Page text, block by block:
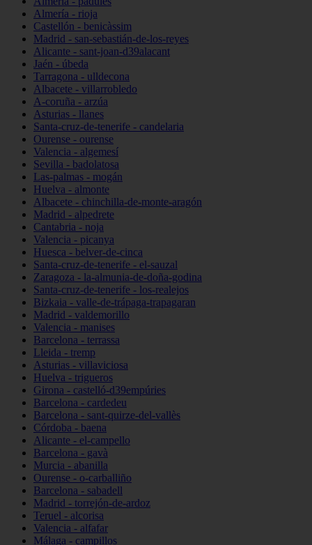
Almería - rioja
Castellón - benicàssim
Madrid - san-sebastián-de-los-reyes
Alicante - sant-joan-d39alacant
Jaén - úbeda
Tarragona - ulldecona
Albacete - villarrobledo
A-coruña - arzúa
Asturias - llanes
Santa-cruz-de-tenerife - candelaria
Ourense - ourense
Valencia - algemesí
Sevilla - badolatosa
Las-palmas - mogán
Huelva - almonte
Albacete - chinchilla-de-monte-aragón
Madrid - alpedrete
Cantabria - noja
Valencia - picanya
Huesca - belver-de-cinca
Santa-cruz-de-tenerife - el-sauzal
Zaragoza - la-almunia-de-doña-godina
Santa-cruz-de-tenerife - los-realejos
Bizkaia - valle-de-trápaga-trapagaran
Madrid - valdemorillo
Valencia - manises
Barcelona - terrassa
Lleida - tremp
Asturias - villaviciosa
Huelva - trigueros
Girona - castelló-d39empúries
Barcelona - cardedeu
Barcelona - sant-quirze-del-vallès
Córdoba - baena
Alicante - el-campello
Barcelona - gavà
Murcia - abanilla
Ourense - o-carballiño
Barcelona - sabadell
Madrid - torrejón-de-ardoz
Teruel - alcorisa
Valencia - alfafar
Málaga - campillos